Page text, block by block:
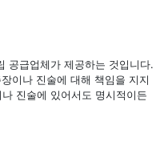
공급업체가 제공하는 것입니다.
이나 진술에 대해 책임을 지지
진술에 있어서도 명시적이든